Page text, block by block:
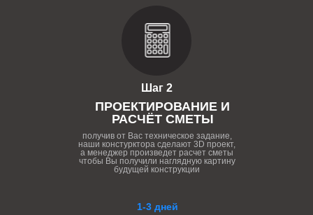
1-3 дней
Шаг 2
ПРОЕКТИРОВАНИЕ И
РАСЧЁТ СМЕТЫ
получив от Вас техническое задание,
наши констурктора сделают 3D проект,
а менеджер произведет расчет сметы
чтобы Вы получили наглядную картину
будущей конструкции